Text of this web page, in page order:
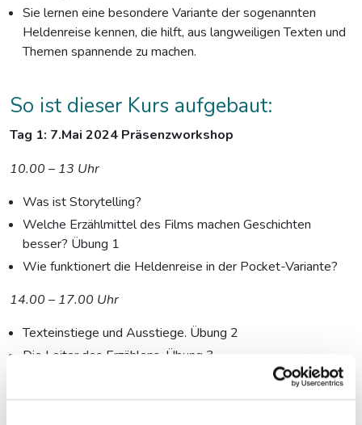
Sie lernen eine besondere Variante der sogenannten
Heldenreise kennen, die hilft, aus langweiligen Texten und
Themen spannende zu machen.
So ist dieser Kurs aufgebaut:
Tag 1: 7.Mai 2024 Präsenzworkshop
10.00 – 13 Uhr
Was ist Storytelling?
Welche Erzählmittel des Films machen Geschichten
besser? Übung 1
Wie funktionert die Heldenreise in der Pocket-Variante?
14.00 – 17.00 Uhr
Texteinstiege und Ausstiege. Übung 2
Die Leiter des Erzählens. Übung 3